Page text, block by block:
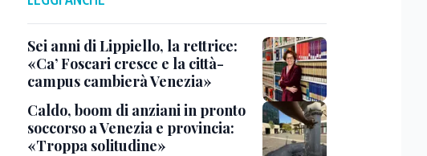
Sei anni di Lippiello, la rettrice:
«Ca’ Foscari cresce e la città-
campus cambierà Venezia»
Caldo, boom di anziani in pronto
soccorso a Venezia e provincia:
«Troppa solitudine»